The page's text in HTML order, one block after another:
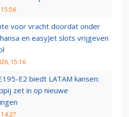
voor vracht doordat onder
en easyJet slots vrijgeven
15:16
E2 biedt LATAM kansen:
zet in op nieuwe